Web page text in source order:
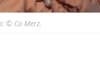
© Co Merz.